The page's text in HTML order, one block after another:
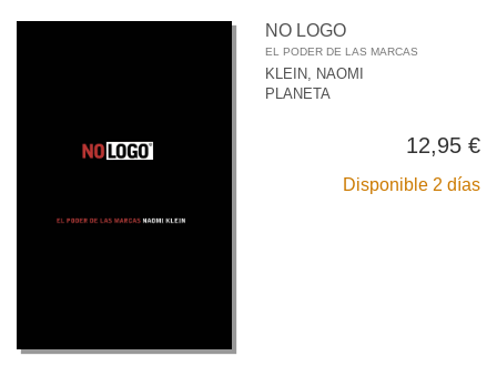
NO LOGO
EL PODER DE LAS MARCAS
KLEIN, NAOMI
PLANETA
12,95 €
Disponible 2 días